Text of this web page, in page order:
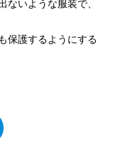
ないような服装で、
保護するようにする